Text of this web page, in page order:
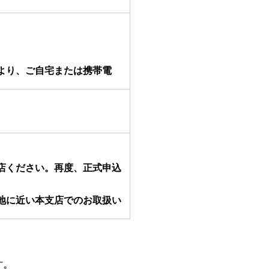
り、ご自宅または携帯電
ください。再度、正式申込
に近い本支店でのお取扱い